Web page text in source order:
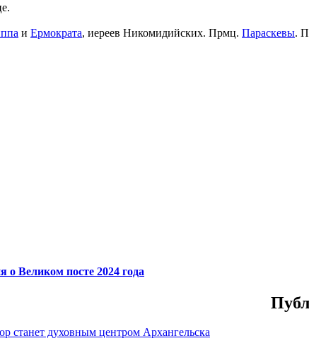
и Ермократа, иереев Никомидийских. Прмц. Параскевы.
Великом посте 2024 года